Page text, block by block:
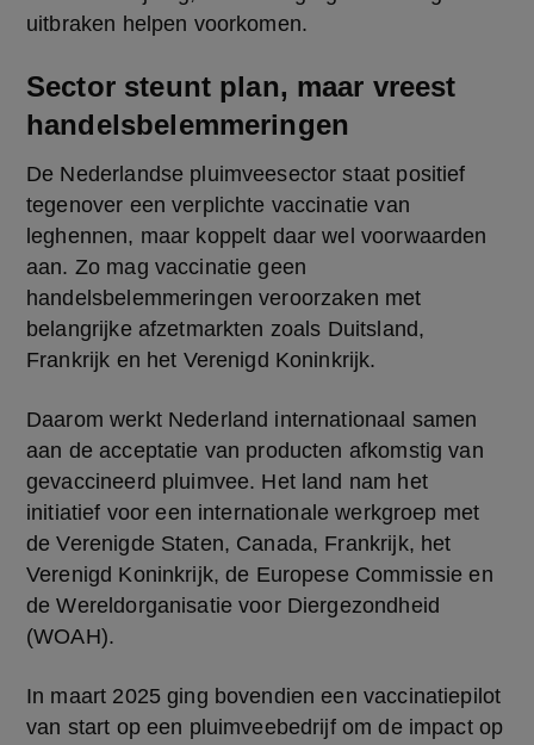
uitbraken helpen voorkomen.
Sector steunt plan, maar vreest
handelsbelemmeringen
De Nederlandse pluimveesector staat positief
tegenover een verplichte vaccinatie van
leghennen, maar koppelt daar wel voorwaarden
aan. Zo mag vaccinatie geen
handelsbelemmeringen veroorzaken met
belangrijke afzetmarkten zoals Duitsland,
Frankrijk en het Verenigd Koninkrijk.
Daarom werkt Nederland internationaal samen
aan de acceptatie van producten afkomstig van
gevaccineerd pluimvee. Het land nam het
initiatief voor een internationale werkgroep met
de Verenigde Staten, Canada, Frankrijk, het
Verenigd Koninkrijk, de Europese Commissie en
de Wereldorganisatie voor Diergezondheid
(WOAH).
In maart 2025 ging bovendien een vaccinatiepilot
van start op een pluimveebedrijf om de impact op